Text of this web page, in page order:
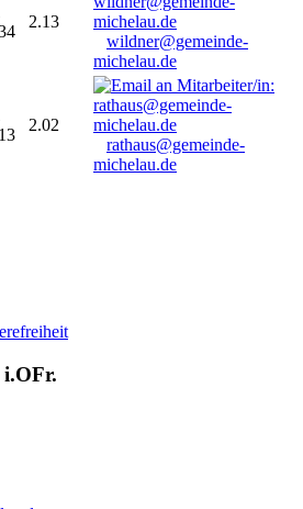
2.13
wildner@gemeinde-
michelau.de
2.02
rathaus@gemeinde-
michelau.de
i.OFr.